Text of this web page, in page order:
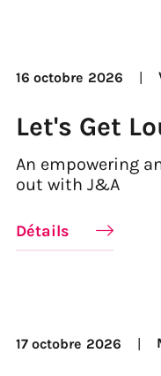
16 octobre 2026
Let's Get
An empowering
out with J&A
Détails
17 octobre 2026